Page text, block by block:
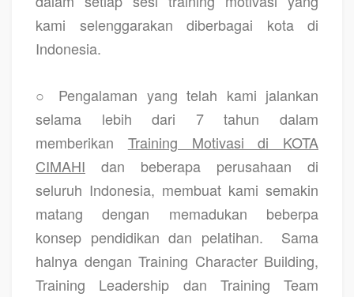
kami selenggarakan diberbagai kota di
Indonesia.
○ Pengalaman yang telah kami jalankan
selama lebih dari 7 tahun dalam
memberikan Training Motivasi di KOTA
CIMAHI dan beberapa perusahaan di
seluruh Indonesia, membuat kami semakin
matang dengan memadukan beberpa
konsep pendidikan dan pelatihan.
Sama
halnya dengan Training Character Building,
Training Leadership dan Training Team